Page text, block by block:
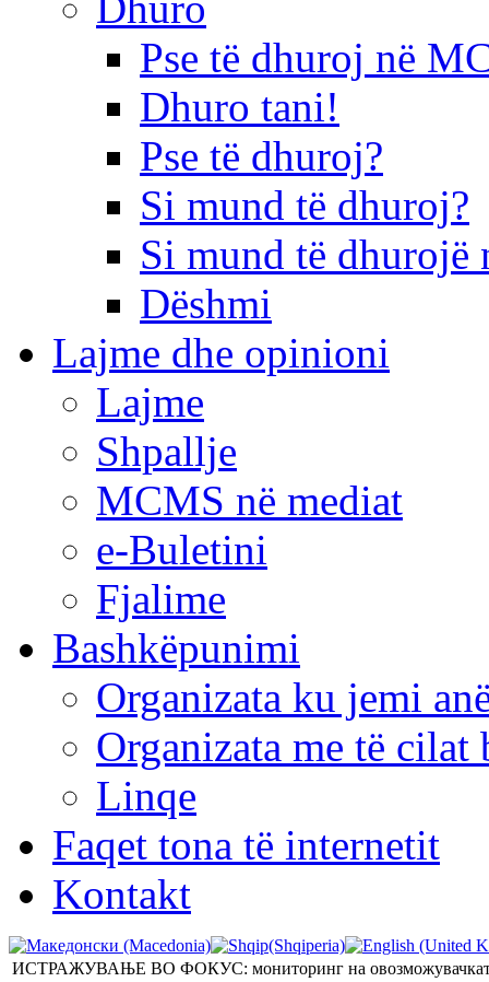
Pse të dhuroj në
Dhuro tani!
Pse të dhuroj?
Si mund të dhuroj?
Si mund të dhurojë
Dëshmi
Lajme dhe opinioni
Lajme
Shpallje
MCMS në mediat
e-Buletini
Fjalime
Bashkëpunimi
Organizata ku jemi
Organizata me të cilat
Linqe
Faqet tona të internetit
Kontakt
ИСТРАЖУВАЊЕ ВО ФОКУС: мониторинг на овозможувачката